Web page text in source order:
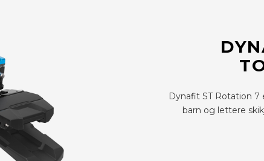
Dynafit ST Rotation
barn og lettere